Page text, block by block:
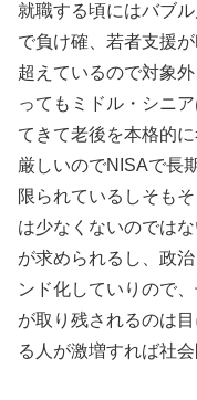
就職する頃にはバブ
で負け確、若者支援
超えているので対象
ってもミドル・シニ
てきて老後を本格的
厳しいのでNISAで長
限られているしそも
は少なくないのでは
が求められるし、政
ンド化していりので
が取り残されるのは
る人が激増すれば社会